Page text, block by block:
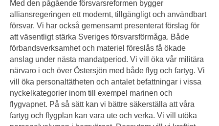
Med den pågående försvarsreformen bygger
alliansregeringen ett modernt, tillgängligt och användbart
försvar. Vi har också gemensamt presenterat förslag för
att väsentligt stärka Sveriges försvarsförmåga. Både
förbandsverksamhet och materiel föreslås få ökade
anslag under nästa mandatperiod. Vi vill öka vår militära
närvaro i och över Östersjön med både flyg och fartyg. Vi
vill öka personaltätheten och antalet befattningar i vissa
nyckelkategorier inom till exempel marinen och
flygvapnet. På så sätt kan vi bättre säkerställa att våra
fartyg och flygplan kan vara ute och verka. Vi vill utöka